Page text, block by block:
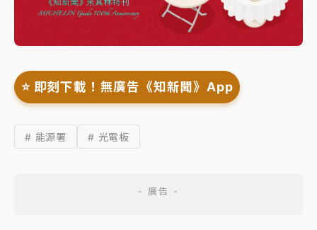
⭐️ 即刻下載！無廣告《知新聞》App
# 能源署 # 光電板